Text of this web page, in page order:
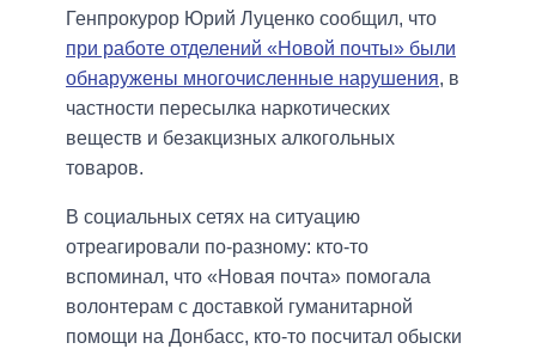
Генпрокурор Юрий Луценко сообщил, что
при работе отделений «Новой почты» были
обнаружены многочисленные нарушения, в
частности пересылка наркотических
веществ и безакцизных алкогольных
товаров.
В социальных сетях на ситуацию
отреагировали по-разному: кто-то
вспоминал, что «Новая почта» помогала
волонтерам с доставкой гуманитарной
помощи на Донбасс, кто-то посчитал обыски